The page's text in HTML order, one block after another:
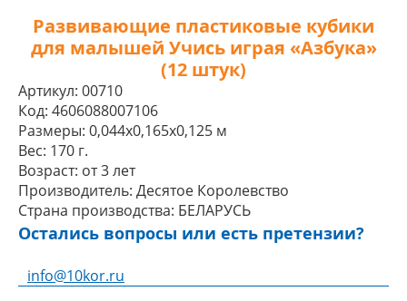
Развивающие пластиковые кубики
для малышей Учись играя «Азбука»
(12 штук)
Артикул: 00710
Код: 4606088007106
Размеры: 0,044x0,165x0,125 м
Вес: 170 г.
Возраст: от 3 лет
Производитель: Десятое Королевство
Страна производства: БЕЛАРУСЬ
Остались вопросы или есть претензии?
info@10kor.ru